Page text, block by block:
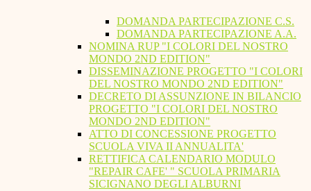
DOMANDA PARTECIPAZIONE C.S.
DOMANDA PARTECIPAZIONE A.A.
NOMINA RUP "I COLORI DEL NOSTRO
MONDO 2ND EDITION"
DISSEMINAZIONE PROGETTO "I COLORI
DEL NOSTRO MONDO 2ND EDITION"
DECRETO DI ASSUNZIONE IN BILANCIO
PROGETTO "I COLORI DEL NOSTRO
MONDO 2ND EDITION"
ATTO DI CONCESSIONE PROGETTO
SCUOLA VIVA II ANNUALITA'
RETTIFICA CALENDARIO MODULO
"REPAIR CAFE' " SCUOLA PRIMARIA
SICIGNANO DEGLI ALBURNI